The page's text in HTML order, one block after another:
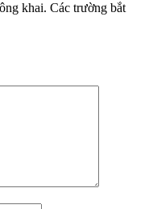
khai. Các trường bắt